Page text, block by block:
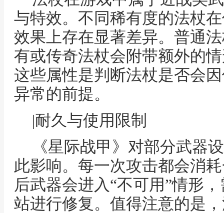
与特效。不同稀有度的法杖
效果上存在显著差异。普通
有或传奇法杖会附带额外的
这些属性是判断法杖是否会
异常的前提。
|耐久与使用限制
《星际战甲》对部分武器
此影响。每一次攻击都会消
后武器会进入“不可用”情形
站进行修复。值得注意的是